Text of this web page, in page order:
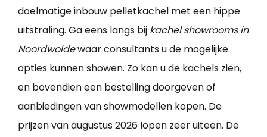
doelmatige inbouw pelletkachel met een hippe
uitstraling. Ga eens langs bij kachel showrooms in
Noordwoldewaar consultants u de mogelijke
opties kunnen showen. Zo kan u de kachels zien,
en bovendien een bestelling doorgeven of
aanbiedingen van showmodellen kopen. De
prijzen van augustus 2026 lopen zeer uiteen. De